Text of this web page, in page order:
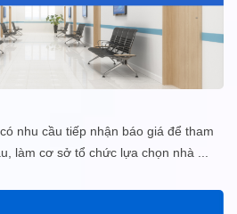
nhu cầu tiếp nhận báo giá để tham
làm cơ sở tổ chức lựa chọn nhà